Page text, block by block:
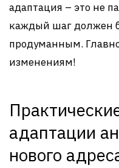
адаптация – это не
каждый шаг должен
продуманным.
изменениям!
адаптации
нового